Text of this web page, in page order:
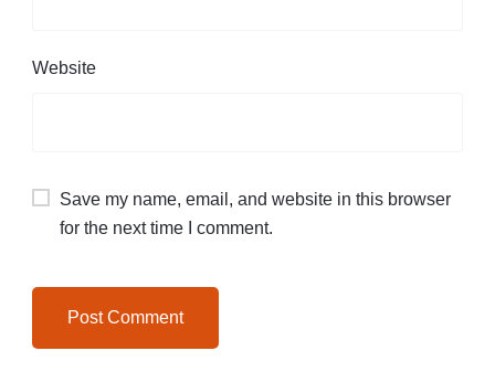
Website
Save my name, email, and website in this browser
for the next time I comment.